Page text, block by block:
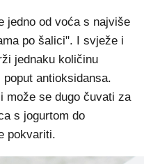
jedno od voća s najviše
po šalici". I svježe i
jednaku količinu
antioksidansa.
može se dugo čuvati za
s jogurtom do
pokvariti.